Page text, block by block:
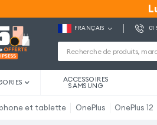
FRANÇAIS 01
ACCESSOIRES
SAMSUNG
et tablette OnePlus OnePlus 12